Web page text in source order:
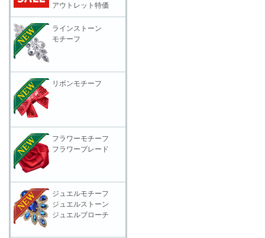
アウトレット特価
ラインストーン
モチーフ
リボンモチーフ
フラワーモチーフ
フラワーブレード
ジュエルモチーフ
ジュエルストーン
ジュエルブローチ